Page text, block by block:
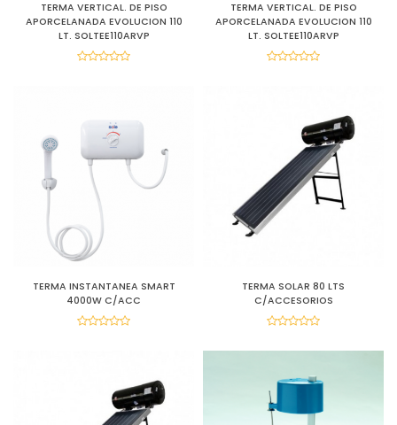
TERMA VERTICAL. DE PISO
APORCELANADA EVOLUCION 110
LT. SOLTEE110ARVP
TERMA VERTICAL. DE PISO
APORCELANADA EVOLUCION 110
LT. SOLTEE110ARVP
TERMA INSTANTANEA SMART
4000W C/ACC
TERMA SOLAR 80 LTS
C/ACCESORIOS